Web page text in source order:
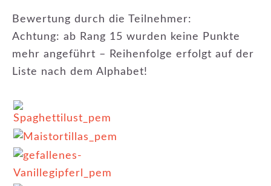
Bewertung durch die Teilnehmer:
Achtung: ab Rang 15 wurden keine Punkte
mehr angeführt – Reihenfolge erfolgt auf der
Liste nach dem Alphabet!